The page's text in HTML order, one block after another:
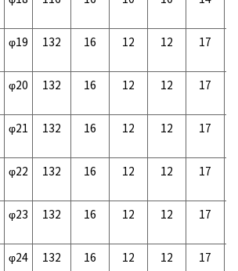
φ19 132 16 12 12 17
φ20 132 16 12 12 17
φ21 132 16 12 12 17
φ22 132 16 12 12 17
φ23 132 16 12 12 17
φ24 132 16 12 12 17